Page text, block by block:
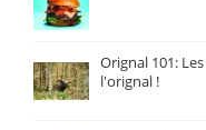
Orignal 101:
l'orignal !